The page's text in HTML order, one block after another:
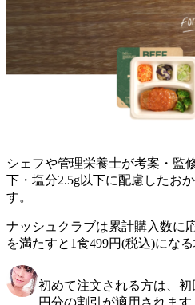
シェフや管理栄養士が考案・監
下・塩分2.5g以下に配慮したお
す。
ナッシュクラブは累計購入数に
を満たすと1食499円(税込)にな
初めて注文される方は、
円分の割引が適用されます